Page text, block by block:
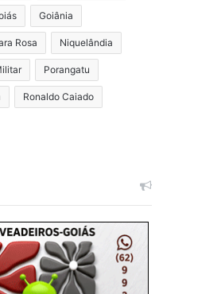
Goiânia
Rosa Niquelândia
Porangatu
Ronaldo Caiado